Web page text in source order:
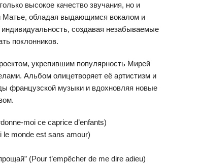
высокое качество звучания, но и
обладая выдающимся вокалом и
создавая незабываемые
поклонников.
укрепившим популярность Мирей
Альбом олицетворяет её артистизм и
французской музыки и вдохновляя новые
moi ce caprice d’enfants)
monde est sans amour)
(Pour t’empêcher de me dire adieu)